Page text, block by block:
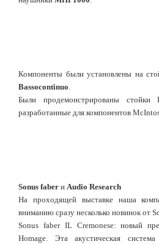
Компоненты были установлены на
Bassocontinuo.
Были продемонстрированы стойки
разработанные для компонентов
Sonus faber и Audio Research
На проходящей выставке наша
вниманию сразу несколько новинок от
Sonus faber IL Cremonese: новый
Homage. Эта акустическая